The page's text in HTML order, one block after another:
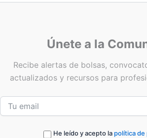
Únete a la
Recibe alertas de bolsas,
actualizados y recursos para
He leído y acepto la política de